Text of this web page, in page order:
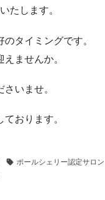
たします。
タイミングです。
ませんか。
いませ。
おります。
ポールシェリー認定サロン